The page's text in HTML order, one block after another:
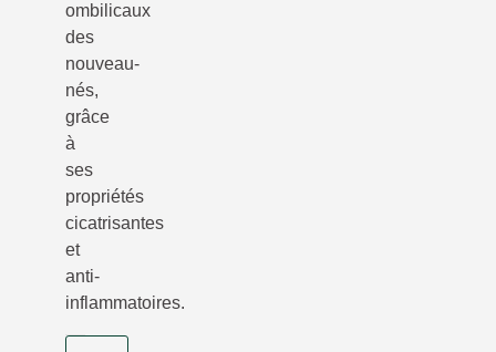
ombilicaux
des
nouveau-
nés,
grâce
à
ses
propriétés
cicatrisantes
et
anti-
inflammatoires.